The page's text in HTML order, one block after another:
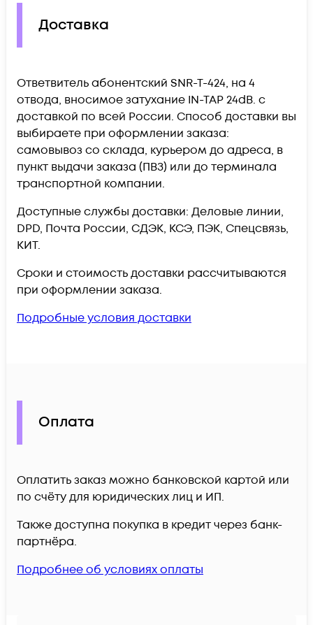
Доставка
Ответвитель абонентский SNR-T-424, на 4
отвода, вносимое затухание IN-TAP 24dB. c
доставкой по всей России. Способ доставки вы
выбираете при оформлении заказа:
самовывоз со склада, курьером до адреса, в
пункт выдачи заказа (ПВЗ) или до терминала
транспортной компании.
Доступные службы доставки: Деловые линии,
DPD, Почта России, СДЭК, КСЭ, ПЭК, Спецсвязь,
КИТ.
Сроки и стоимость доставки рассчитываются
при оформлении заказа.
Подробные условия доставки
Оплата
Оплатить заказ можно банковской картой или
по счёту для юридических лиц и ИП.
Также доступна покупка в кредит через банк-
партнёра.
Подробнее об условиях оплаты